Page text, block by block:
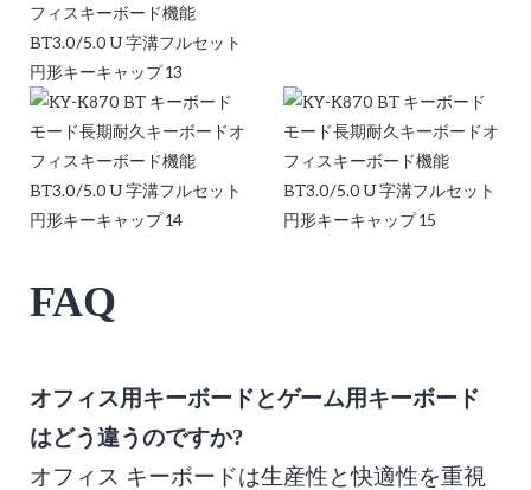
FAQ
オフィス用キーボードとゲーム用キーボード
はどう違うのですか?
オフィス キーボードは生産性と快適性を重視